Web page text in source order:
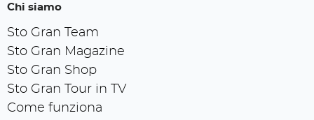
Chi siamo
Sto Gran Team
Sto Gran Magazine
Sto Gran Shop
Sto Gran Tour in TV
Come funziona